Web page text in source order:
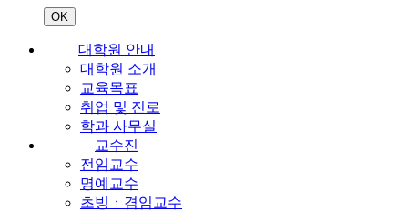
OK
대학원 안내
대학원 소개
교육목표
취업 및 진로
학과 사무실
교수진
전임교수
명예교수
초빙ㆍ겸임교수